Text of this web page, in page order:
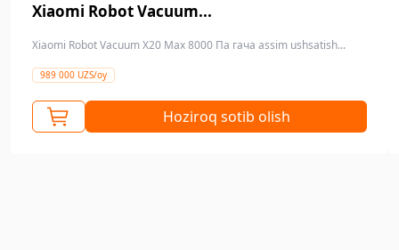
Xiaomi Robot Vacuum...
Xiaomi Robot Vacuum X20 Max 8000 Па гача assim ushsatish...
989 000 UZS/oy
Hoziroq sotib olish